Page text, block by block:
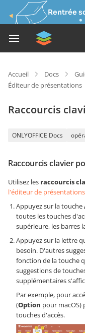
Rentrée
Accueil Docs
Éditeur de présentations
Raccourcis
ONLYOFFICE Docs
Raccourcis clavier
Utilisez les raccourcis
l'éditeur de présentations
Appuyez sur la touche
toutes les touches
supérieure, les barres
Appuyez sur la lettre
besoin. D'autres
fonction de la touche
suggestions de
supplémentaires
Par exemple, pour
(Option pour macOS)
touches d'accès.